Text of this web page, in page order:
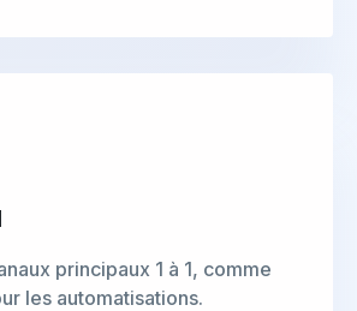
principaux 1 à 1, comme
les automatisations.